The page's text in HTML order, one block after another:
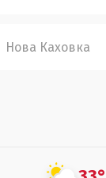
Нова Каховка